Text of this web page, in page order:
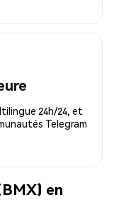
24h/24, et
Telegram
en